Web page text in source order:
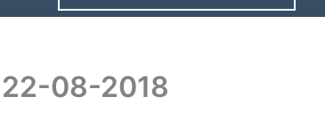
08-2018